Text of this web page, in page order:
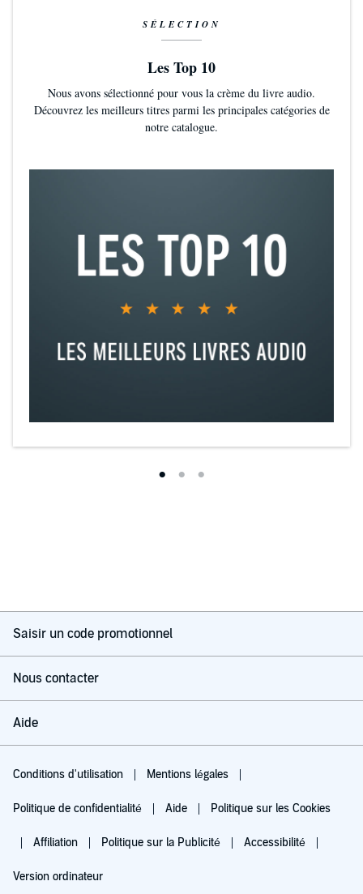
SÉLECTION
Les Top 10
Nous avons sélectionné pour vous la crème du livre audio.
Découvrez les meilleurs titres parmi les principales catégories de
notre catalogue.
Saisir un code promotionnel
Nous contacter
Aide
Conditions d'utilisation Mentions légales
Politique de confidentialité Aide Politique sur les Cookies
Affiliation Politique sur la Publicité Accessibilité
Version ordinateur